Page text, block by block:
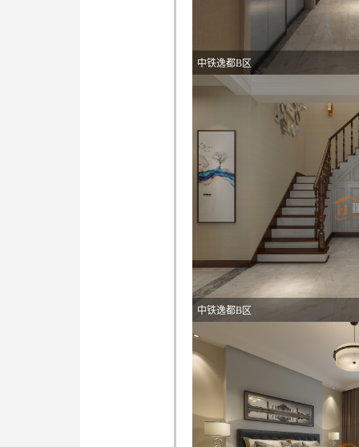
中铁逸都B区
中铁逸都B区